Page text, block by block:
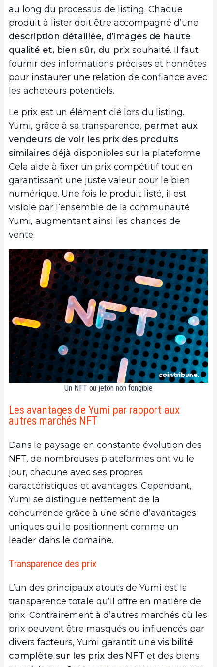
au long du processus de listing. Chaque
produit à lister doit être accompagné d’une
description détaillée, d’images de haute
qualité et, bien sûr, du prix souhaité. Il faut
fournir des informations précises et honnêtes
pour instaurer une relation de confiance avec
les acheteurs potentiels.
Le prix est un élément clé lors du listing.
Yumi, grâce à sa transparence, permet aux
vendeurs de voir les prix des produits
similaires déjà disponibles sur la plateforme.
Cela aide à fixer un prix compétitif tout en
garantissant une juste valeur pour le bien
numérique. Une fois le produit listé, il est
visible par l’ensemble de la communauté
Yumi, augmentant ainsi les chances de
vente.
Un NFT ou jeton non fongible
Les avantages de Yumi par rapport aux
autres marchés NFT
Dans le paysage en constante évolution des
NFT, de nombreuses plateformes ont vu le
jour, chacune avec ses propres
caractéristiques et avantages. Cependant,
Yumi se distingue nettement de la
concurrence grâce à une série d’avantages
uniques qui le positionnent comme un
leader dans le domaine.
Transparence des prix
L’un des principaux atouts de Yumi est la
transparence totale qu’il offre en matière de
prix. Contrairement à d’autres marchés où les
prix peuvent être masqués ou influencés par
divers facteurs, Yumi garantit une visibilité
complète sur les prix des NFT et des biens